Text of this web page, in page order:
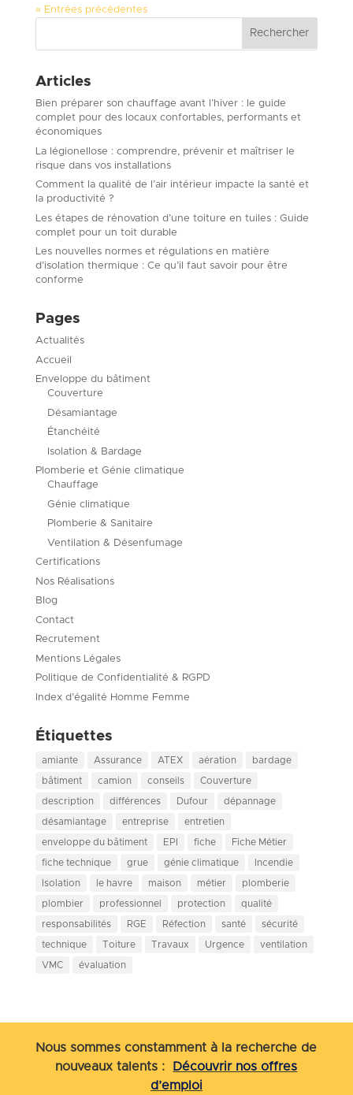
« Entrées précédentes
Articles
Bien préparer son chauffage avant l’hiver : le guide
complet pour des locaux confortables, performants et
économiques
La légionellose : comprendre, prévenir et maîtriser le
risque dans vos installations
Comment la qualité de l’air intérieur impacte la santé et
la productivité ?
Les étapes de rénovation d’une toiture en tuiles : Guide
complet pour un toit durable
Les nouvelles normes et régulations en matière
d’isolation thermique : Ce qu’il faut savoir pour être
conforme
Pages
Actualités
Accueil
Enveloppe du bâtiment
Couverture
Désamiantage
Étanchéité
Isolation & Bardage
Plomberie et Génie climatique
Chauffage
Génie climatique
Plomberie & Sanitaire
Ventilation & Désenfumage
Certifications
Nos Réalisations
Blog
Contact
Recrutement
Mentions Légales
Politique de Confidentialité & RGPD
Index d’égalité Homme Femme
Étiquettes
amiante Assurance ATEX aération bardage
bâtiment camion conseils Couverture
description différences Dufour dépannage
désamiantage entreprise entretien
enveloppe du bâtiment EPI fiche Fiche Métier
fiche technique grue génie climatique Incendie
Isolation le havre maison métier plomberie
plombier professionnel protection qualité
responsabilités RGE Réfection santé sécurité
technique Toiture Travaux Urgence ventilation
VMC évaluation
Nous sommes constamment à la recherche de
nouveaux talents : Découvrir nos offres
d’emploi